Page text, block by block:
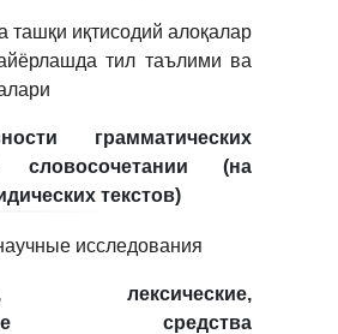
ташқи иқтисодий алоқалар
тил таълими ва
грамматических
(на
текстов)
исследования
лексические,
средства